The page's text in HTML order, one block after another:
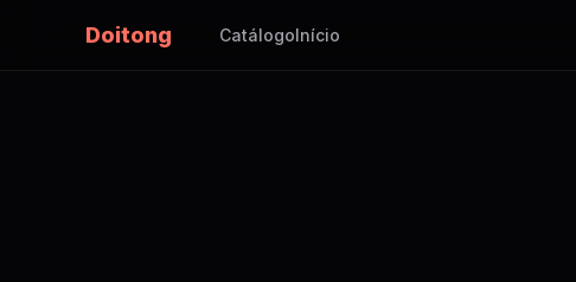
Doitong CatálogoInício